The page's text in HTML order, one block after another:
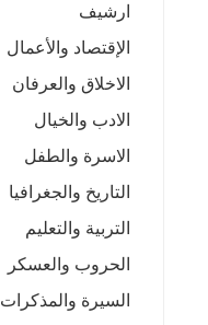
ارشيف
الإقتصاد والأعمال
الاخلاق والعرفان
الادب والخيال
الاسرة والطفل
التاريخ والجغرافيا
التربية والتعليم
الحروب والعسكر
السيرة والمذكرات